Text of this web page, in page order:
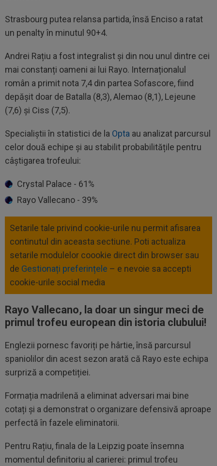
Strasbourg putea relansa partida, însă Enciso a ratat
un penalty în minutul 90+4.
Andrei Rațiu a fost integralist și din nou unul dintre cei
mai constanți oameni ai lui Rayo. Internaționalul
român a primit nota 7,4 din partea Sofascore, fiind
depășit doar de Batalla (8,3), Alemao (8,1), Lejeune
(7,6) și Ciss (7,5).
Specialiștii în statistici de la Opta au analizat parcursul
celor două echipe și au stabilit probabilitățile pentru
câștigarea trofeului:
Crystal Palace - 61%
Rayo Vallecano - 39%
Setarile tale privind cookie-urile nu permit afisarea
continutul din aceasta sectiune. Poti actualiza
setarile modulelor coookie direct din browser sau
de Gestionați preferințele – e nevoie sa accepti
cookie-urile social media
Rayo Vallecano, la doar un singur meci de
primul trofeu european din istoria clubului!
Englezii pornesc favoriți pe hârtie, însă parcursul
spaniolilor din acest sezon arată că Rayo este echipa
surpriză a competiției.
Formația madrilenă a eliminat adversari mai bine
cotați și a demonstrat o organizare defensivă aproape
perfectă în fazele eliminatorii.
Pentru Rațiu, finala de la Leipzig poate însemna
momentul definitoriu al carierei: primul trofeu